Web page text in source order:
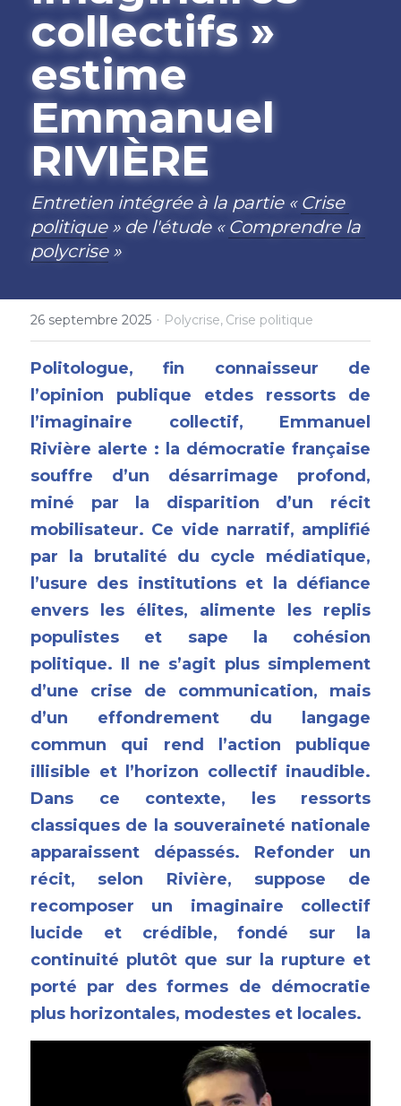
collectifs »
estime
Emmanuel
RIVIÈRE
Entretien intégrée à la partie « Crise
politique » de l'étude « Comprendre la
polycrise »
26 septembre 2025 · Polycrise, Crise politique
Politologue, fin connaisseur de
l’opinion publique etdes ressorts de
l’imaginaire collectif, Emmanuel
Rivière alerte : la démocratie française
souffre d’un désarrimage profond,
miné par la disparition d’un récit
mobilisateur. Ce vide narratif, amplifié
par la brutalité du cycle médiatique,
l’usure des institutions et la défiance
envers les élites, alimente les replis
populistes et sape la cohésion
politique. Il ne s’agit plus simplement
d’une crise de communication, mais
d’un effondrement du langage
commun qui rend l’action publique
illisible et l’horizon collectif inaudible.
Dans ce contexte, les ressorts
classiques de la souveraineté nationale
apparaissent dépassés. Refonder un
récit, selon Rivière, suppose de
recomposer un imaginaire collectif
lucide et crédible, fondé sur la
continuité plutôt que sur la rupture et
porté par des formes de démocratie
plus horizontales, modestes et locales.